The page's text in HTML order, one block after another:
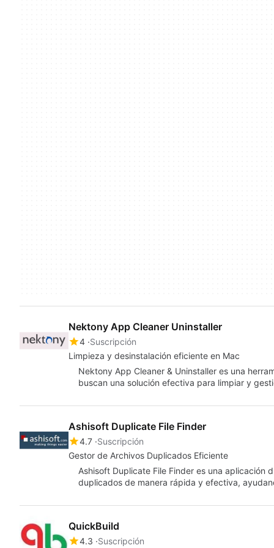
Nektony App Cleaner Uninstaller
4 Suscripción
Limpieza y desinstalación eficiente en Mac
Nektony App Cleaner & Uninstaller es una
buscan una solución efectiva para limpiar y
Ashisoft Duplicate File Finder
4.7 Suscripción
Gestor de Archivos Duplicados Eficiente
Ashisoft Duplicate File Finder es una aplicación
duplicados de manera rápida y efectiva,
QuickBuild
4.3 Suscripción